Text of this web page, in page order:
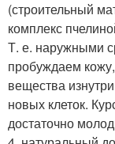
(строительный
комплекс
Т. е. наружными
пробуждаем
вещества
новых клеток.
достаточно